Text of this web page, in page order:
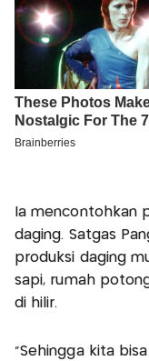
Ia mencontohkan
daging. Satgas
produksi daging
sapi, rumah
di hilir.
“Sehingga kita